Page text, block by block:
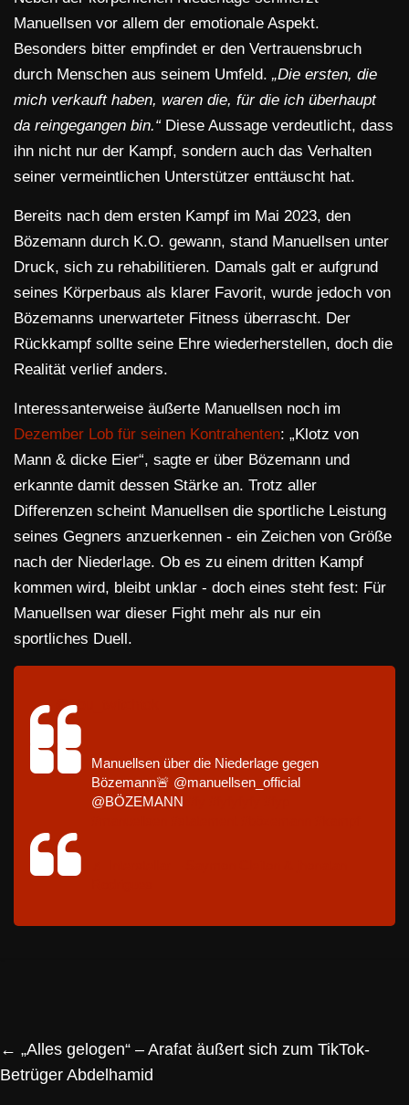
Manuellsen vor allem der emotionale Aspekt.
Besonders bitter empfindet er den Vertrauensbruch
durch Menschen aus seinem Umfeld. „Die ersten, die
mich verkauft haben, waren die, für die ich überhaupt
da reingegangen bin.“ Diese Aussage verdeutlicht, dass
ihn nicht nur der Kampf, sondern auch das Verhalten
seiner vermeintlichen Unterstützer enttäuscht hat.
Bereits nach dem ersten Kampf im Mai 2023, den
Bözemann durch K.O. gewann, stand Manuellsen unter
Druck, sich zu rehabilitieren. Damals galt er aufgrund
seines Körperbaus als klarer Favorit, wurde jedoch von
Bözemanns unerwarteter Fitness überrascht. Der
Rückkampf sollte seine Ehre wiederherstellen, doch die
Realität verlief anders.
Interessanterweise äußerte Manuellsen noch im
Dezember Lob für seinen Kontrahenten: „Klotz von
Mann & dicke Eier“, sagte er über Bözemann und
erkannte damit dessen Stärke an. Trotz aller
Differenzen scheint Manuellsen die sportliche Leistung
seines Gegners anzuerkennen - ein Zeichen von Größe
nach der Niederlage. Ob es zu einem dritten Kampf
kommen wird, bleibt unklar - doch eines steht fest: Für
Manuellsen war dieser Fight mehr als nur ein
sportliches Duell.
@abu_twitchtok
Manuellsen über die Niederlage gegen
Bözemann🚨 @manuellsen_official
@BÖZEMANN
← „Alles gelogen“ – Arafat äußert sich zum TikTok-
Betrüger Abdelhamid